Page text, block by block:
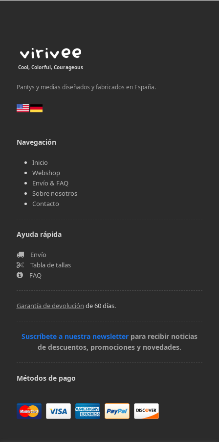
Cool, Colorful, Courageous
Pantys y medias diseñados y fabricados en España.
Navegación
Inicio
Webshop
Envío & FAQ
Sobre nosotros
Contacto
Ayuda rápida
Envío
Tabla de tallas
FAQ
Garantía de devolución de 60 días.
Suscríbete a nuestra newsletter para recibir noticias
de descuentos, promociones y novedades.
Métodos de pago